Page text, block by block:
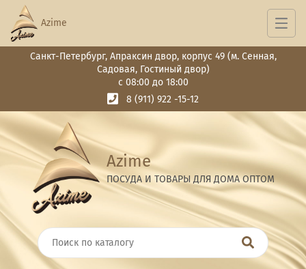
Санкт-Петербург, Апраксин двор, корпус 49 (м. Сенная,
Садовая, Гостиный двор)
с 08:00 до 18:00
8 (911) 922 -15-12
Azime
ПОСУДА И ТОВАРЫ ДЛЯ ДОМА ОПТОМ
Azime